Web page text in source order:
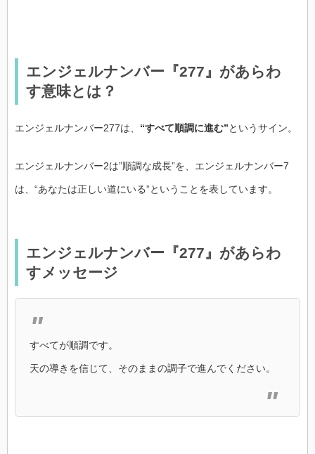
エンジェルナンバー『277』があらわ
す意味とは？
エンジェルナンバー277は、 “すべて順調に進む”というサイン。
エンジェルナンバー2は”順調な成長”を、エンジェルナンバー7
は、“あなたは正しい道にいる”ということを表しています。
エンジェルナンバー『277』があらわ
すメッセージ
すべてが順調です。
天の導きを信じて、そのままの調子で進んでください。